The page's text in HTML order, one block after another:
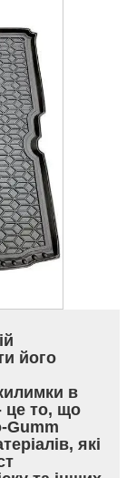
його
в
це то, що
Gumm
які